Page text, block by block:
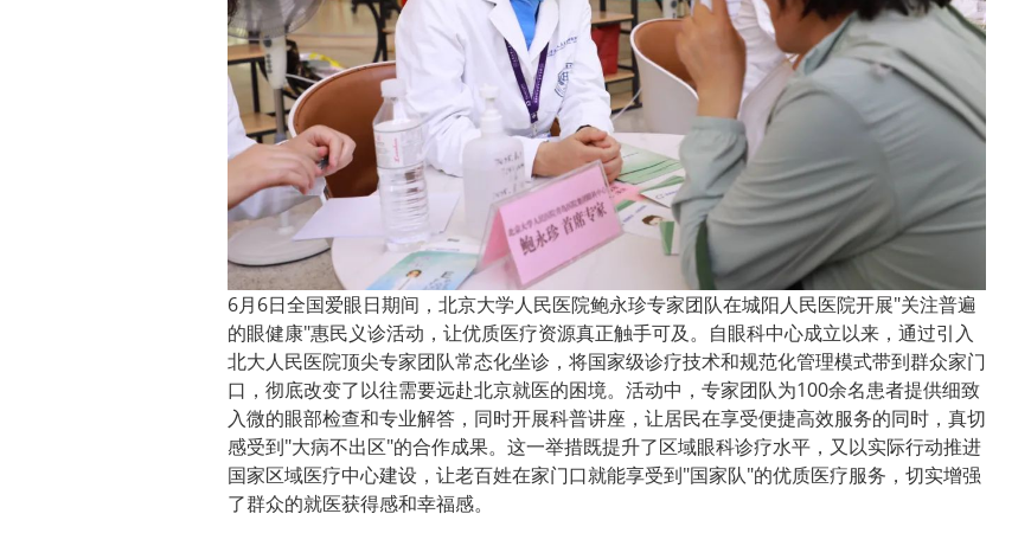
6月6日全国爱眼日期间，北京大学人民医院鲍永珍专家团队在城阳人民医院开展"关注普遍
的眼健康"惠民义诊活动，让优质医疗资源真正触手可及。自眼科中心成立以来，通过引入
北大人民医院顶尖专家团队常态化坐诊，将国家级诊疗技术和规范化管理模式带到群众家门
口，彻底改变了以往需要远赴北京就医的困境。活动中，专家团队为100余名患者提供细致
入微的眼部检查和专业解答，同时开展科普讲座，让居民在享受便捷高效服务的同时，真切
感受到"大病不出区"的合作成果。这一举措既提升了区域眼科诊疗水平，又以实际行动推进
国家区域医疗中心建设，让老百姓在家门口就能享受到"国家队"的优质医疗服务，切实增强
了群众的就医获得感和幸福感。